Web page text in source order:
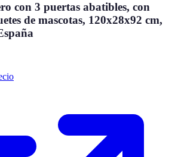
con 3 puertas abatibles, con
de mascotas, 120x28x92 cm,